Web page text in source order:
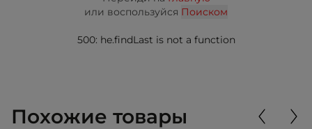
или воспользуйся Поиском
500: he.findLast is not a function
Похожие товары